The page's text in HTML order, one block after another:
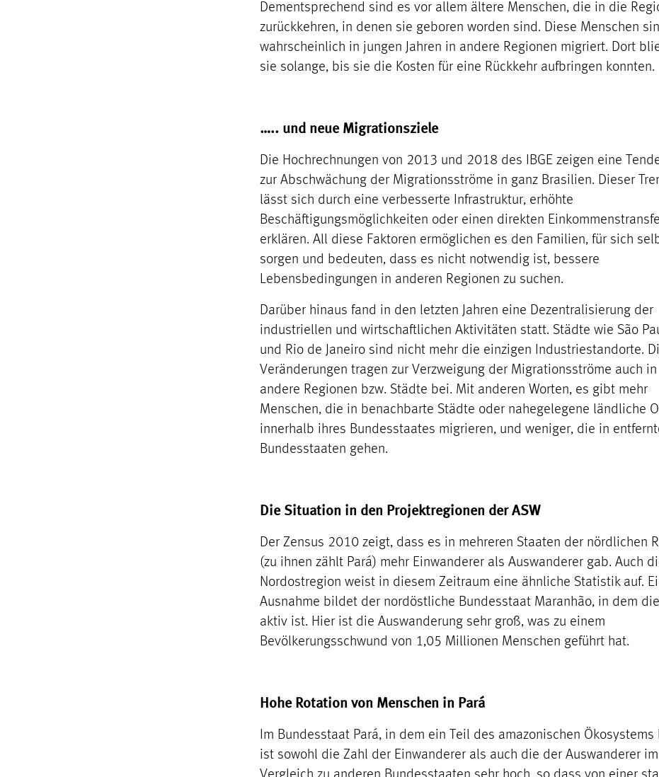
Dementsprechend sind es vor allem ältere Menschen, die in die
zurückkehren, in denen sie geboren worden sind. Diese Menschen
wahrscheinlich in jungen Jahren in andere Regionen migriert. Dort
sie solange, bis sie die Kosten für eine Rückkehr aufbringen konnten.
….. und neue Migrationsziele
Die Hochrechnungen von 2013 und 2018 des IBGE zeigen eine
zur Abschwächung der Migrationsströme in ganz Brasilien. Dieser
lässt sich durch eine verbesserte Infrastruktur, erhöhte
Beschäftigungsmöglichkeiten oder einen direkten
erklären. All diese Faktoren ermöglichen es den Familien, für sich
sorgen und bedeuten, dass es nicht notwendig ist, bessere
Lebensbedingungen in anderen Regionen zu suchen.
Darüber hinaus fand in den letzten Jahren eine Dezentralisierung der
industriellen und wirtschaftlichen Aktivitäten statt. Städte wie São
und Rio de Janeiro sind nicht mehr die einzigen Industriestandorte.
Veränderungen tragen zur Verzweigung der Migrationsströme auch in
andere Regionen bzw. Städte bei. Mit anderen Worten, es gibt mehr
Menschen, die in benachbarte Städte oder nahegelegene ländliche
innerhalb ihres Bundesstaates migrieren, und weniger, die in
Bundesstaaten gehen.
Die Situation in den Projektregionen der ASW
Der Zensus 2010 zeigt, dass es in mehreren Staaten der nördlichen
(zu ihnen zählt Pará) mehr Einwanderer als Auswanderer gab. Auch
Nordostregion weist in diesem Zeitraum eine ähnliche Statistik auf.
Ausnahme bildet der nordöstliche Bundesstaat Maranhão, in dem die
aktiv ist. Hier ist die Auswanderung sehr groß, was zu einem
Bevölkerungsschwund von 1,05 Millionen Menschen geführt hat.
Hohe Rotation von Menschen in Pará
Im Bundesstaat Pará, in dem ein Teil des amazonischen Ökosystems
ist sowohl die Zahl der Einwanderer als auch die der Auswanderer im